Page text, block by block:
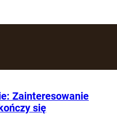
Zainteresowanie
się